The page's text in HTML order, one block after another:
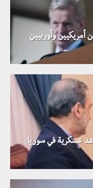
وأوربيين
عسكرية في سوريا